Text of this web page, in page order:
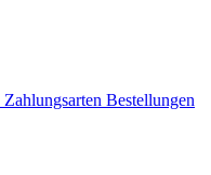
Zahlungsarten Bestellungen